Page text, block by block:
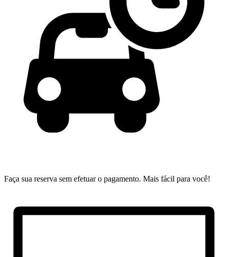
Faça sua reserva sem efetuar o pagamento. Mais fácil para você!